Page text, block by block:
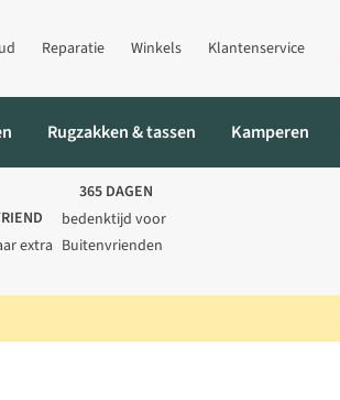
Reparatie Winkels Klantenservice
Rugzakken & tassen Kamperen
extra
365 DAGEN
bedenktijd voor
Buitenvrienden